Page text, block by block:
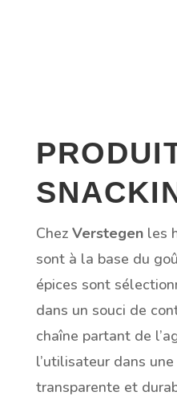
Chez Verstegenles
sont à la base du
épices sont
dans un souci de
chaîne partant de
l’utilisateur dans
transparente et